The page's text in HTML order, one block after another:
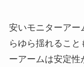
安いモニターアー
らゆら揺れるこ
ーアームは安定性